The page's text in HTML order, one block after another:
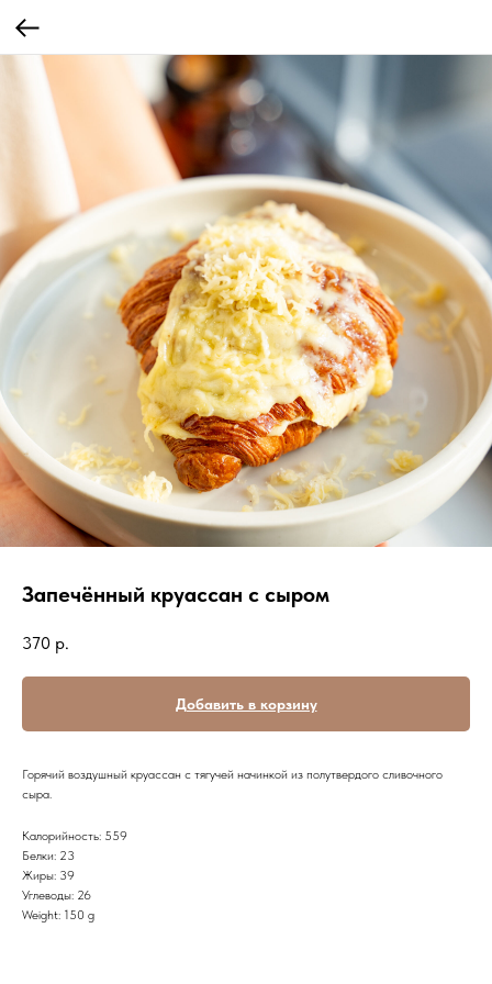
Запечённый круассан с сыром
370 р.
Добавить в корзину
Горячий воздушный круассан с тягучей начинкой из полутвердого сливочного
сыра.
Калорийность: 559
Белки: 23
Жиры: 39
Углеводы: 26
Weight: 150 g